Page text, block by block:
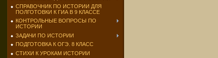
СПРАВОЧНИК ПО ИСТОРИИ ДЛЯ
ПОЛГОТОВКИ К ГИА В 9 КЛАССЕ
КОНТРОЛЬНЫЕ ВОПРОСЫ ПО
ИСТОРИИ
ЗАДАЧИ ПО ИСТОРИИ
ПОДГОТОВКА К ОГЭ. 8 КЛАСС
СТИХИ К УРОКАМ ИСТОРИИ